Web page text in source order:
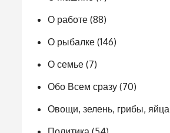
О работе (88)
О рыбалке (146)
О семье (7)
Обо Всем сразу (70)
Овощи, зелень, грибы, яйца